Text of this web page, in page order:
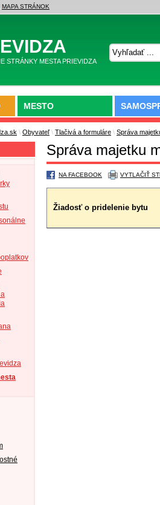
MAPA STRÁNOK
STRÁNKY MESTA PRIEVIDZA
MESTO
\ Obyvateľ \ Tlačivá a formuláre \ Správa
Správa majetku
NA FACEBOOK VYTLAČIŤ
Žiadosť o pridelenie bytu